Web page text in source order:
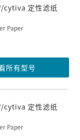
定性滤纸
Paper
所有型号
定性滤纸
Paper